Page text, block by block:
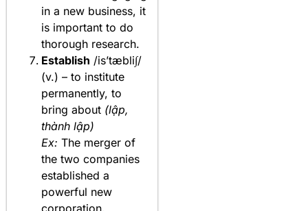
in a new business, it
is important to do
thorough research.
Establish /is’tæbli∫/
(v.) – to institute
permanently, to
bring about (lập,
thành lập)
Ex: The merger of
the two companies
established a
powerful new
corporation.